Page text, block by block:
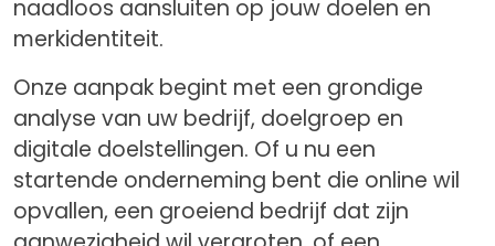
naadloos aansluiten op jouw doelen en
merkidentiteit.
Onze aanpak begint met een grondige
analyse van uw bedrijf, doelgroep en
digitale doelstellingen. Of u nu een
startende onderneming bent die online wil
opvallen, een groeiend bedrijf dat zijn